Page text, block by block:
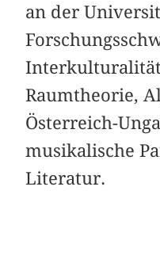
an der
Raumtheorie,
Österreich-
musikalische
Literatur.